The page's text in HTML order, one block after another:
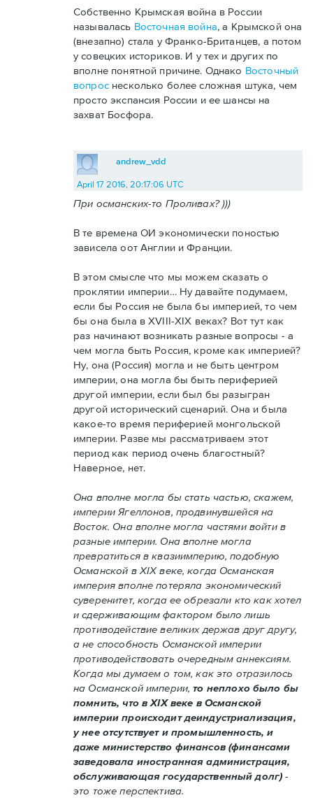
Собственно Крымская война в России
называлась Восточная война, а Крымской она
(внезапно) стала у Франко-Британцев, а потом
у совецких историков. И у тех и других по
вполне понятной причине. Однако Восточный
вопроснесколько более сложная штука, чем
просто экспансия России и ее шансы на
захват Босфора.
andrew_vdd
April 17 2016, 20:17:06 UTC
При османских-то Проливах? )))
В те времена ОИ экономически поностью
зависела оот Англии и Франции.
В этом смысле что мы можем сказать о
проклятии империи… Ну давайте подумаем,
если бы Россия не была бы империей, то чем
бы она была в XVIII-XIX веках? Вот тут как
раз начинают возникать разные вопросы - а
чем могла быть Россия, кроме как империей?
Ну, она (Россия) могла и не быть центром
империи, она могла бы быть периферией
другой империи, если был бы разыгран
другой исторический сценарий. Она и была
какое-то время периферией монгольской
империи. Разве мы рассматриваем этот
период как период очень благостный?
Наверное, нет.
Она вполне могла бы стать частью, скажем,
империи Ягеллонов, продвинувшейся на
Восток. Она вполне могла частями войти в
разные империи. Она вполне могла
превратиться в квазиимперию, подобную
Османской в XIX веке, когда Османская
империя вполне потеряла экономический
суверенитет, когда ее обрезали кто как хотел
и сдерживающим фактором было лишь
противодействие великих держав друг другу,
а не способность Османской империи
противодействовать очередным аннексиям.
Когда мы думаем о том, как это отразилось
на Османской империи,то неплохо было бы
помнить, что в XIX веке в Османской
империи происходит деиндустриализация,
у нее отсутствует и промышленность, и
даже министерство финансов (финансами
заведовала иностранная администрация,
обслуживающая государственный долг)-
это тоже перспектива.